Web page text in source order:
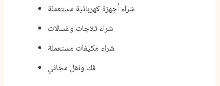
شراء أجهزة كهربائية مستعملة
شراء ثلاجات وغسالات
شراء مكيفات مستعملة
فك ونقل مجاني